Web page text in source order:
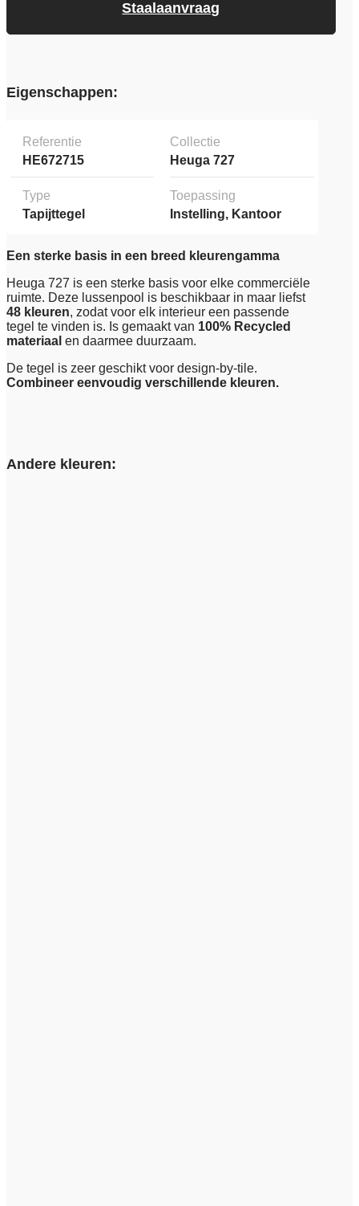
Staalaanvraag
Eigenschappen:
Referentie
HE672715
Collectie
Heuga 727
Type
Tapijttegel
Toepassing
Instelling, Kantoor
Een sterke basis in een breed kleurengamma
Heuga 727 is een sterke basis voor elke commerciële
ruimte. Deze lussenpool is beschikbaar in maar liefst
48 kleuren, zodat voor elk interieur een passende
tegel te vinden is. Is gemaakt van 100% Recycled
materiaal en daarmee duurzaam.
De tegel is zeer geschikt voor design-by-tile.
Combineer eenvoudig verschillende kleuren.
Andere kleuren: